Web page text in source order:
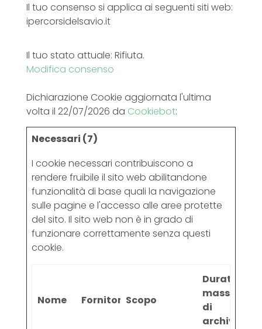
Il tuo consenso si applica ai seguenti siti web:
ipercorsidelsavio.it
Il tuo stato attuale: Rifiuta.
Modifica consenso
Dichiarazione Cookie aggiornata l'ultima
volta il 22/07/2026 da Cookiebot:
Necessari (7)
I cookie necessari contribuiscono a
rendere fruibile il sito web abilitandone
funzionalità di base quali la navigazione
sulle pagine e l'accesso alle aree protette
del sito. Il sito web non è in grado di
funzionare correttamente senza questi
cookie.
Nome FornitoreScopo
Durata
massima
di